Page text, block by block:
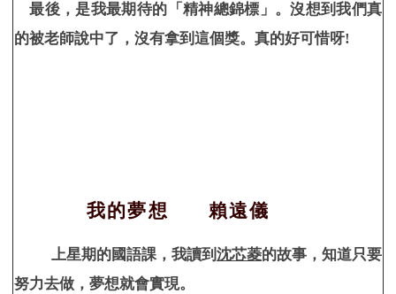
最後，是我最期待的「精神總錦標」。沒想到我們真
的被老師說中了，沒有拿到這個獎。真的好可惜呀!
我的夢想 賴遠儀
上星期的國語課，我讀到 沈芯菱的故事，知道只要
努力去做，夢想就會實現。